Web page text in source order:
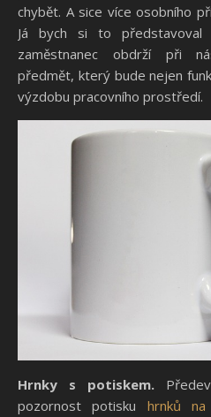
chybět. A sice více osobního
Já bych si to představoval
zaměstnanec obdrží při
předmět, který bude nejen
výzdobu pracovního prostředí.
Hrnky s potiskem.
pozornost potisku hrnků na